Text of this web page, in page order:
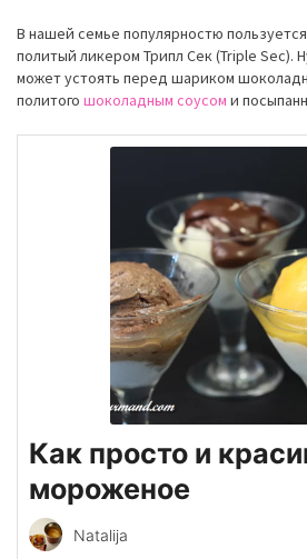
В нашей семье популярностю
политый ликером Трипл Сек (Triple Sec).
может устоять перед шариком
политого шоколадным соусом и
Как просто и
мороженое
Natalija